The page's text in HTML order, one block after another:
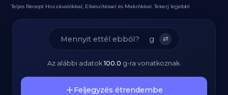
Teljes Recept Hozzávalókkal, Elkészítéssel és Makrókkal. Tekerj lejjebb!
g ⇄
Az alábbi adatok100.0 g-ra vonatkoznak.
Feljegyzés étrendembe